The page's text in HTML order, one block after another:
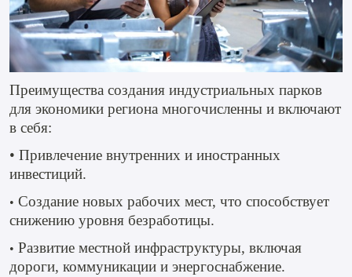
Преимущества создания индустриальных парков
для экономики региона многочисленны и включают
в себя:
• Привлечение внутренних и иностранных
инвестиций.
• Создание новых рабочих мест, что способствует
снижению уровня безработицы.
• Развитие местной инфраструктуры, включая
дороги, коммуникации и энергоснабжение.